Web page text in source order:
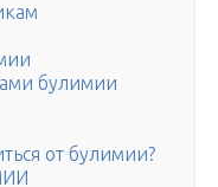
булимии
от булимии?